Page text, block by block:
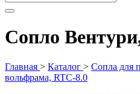
Сопло
Главная > Каталог > Сопла для
вольфрама, RTC-8.0